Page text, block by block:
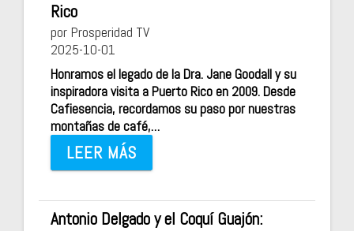
Rico
por Prosperidad TV
2025-10-01
Honramos el legado de la Dra. Jane Goodall y su
inspiradora visita a Puerto Rico en 2009. Desde
Cafiesencia, recordamos su paso por nuestras
montañas de café,…
LEER MÁS
Antonio Delgado y el Coquí Guajón: